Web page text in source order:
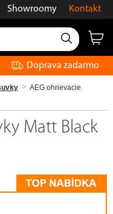
Showroomy Kontakt
Doprava zadarmo
AEG ohrievacie
Matt Black